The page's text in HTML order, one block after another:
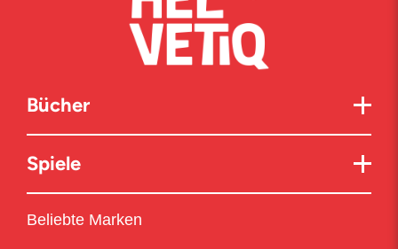
Bücher
Spiele
Beliebte Marken